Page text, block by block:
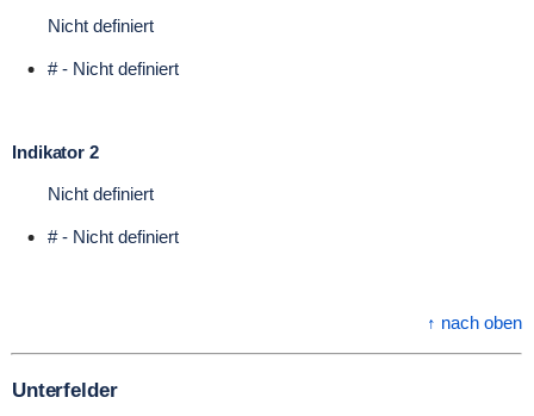
Nicht definiert
# - Nicht definiert
Indikator 2
Nicht definiert
# - Nicht definiert
↑ nach oben
Unterfelder